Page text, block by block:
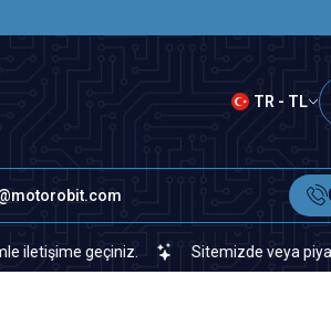
TR - TL
geçiniz. Sitemizde veya piyasada